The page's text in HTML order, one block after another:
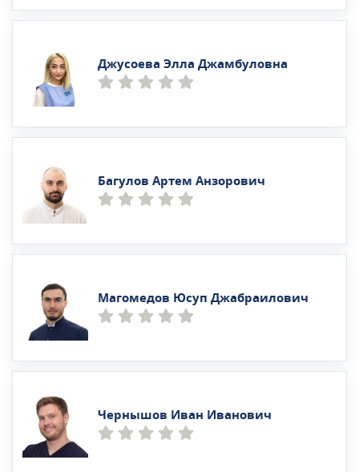
Джусоева Элла Джамбуловна
Багулов Артем Анзорович
Магомедов Юсуп Джабраилович
Чернышов Иван Иванович